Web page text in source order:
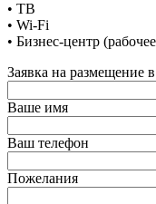
• ТВ
• Wi-Fi
• Бизнес-центр
Заявка на размещение
Ваше имя
Ваш телефон
Пожелания